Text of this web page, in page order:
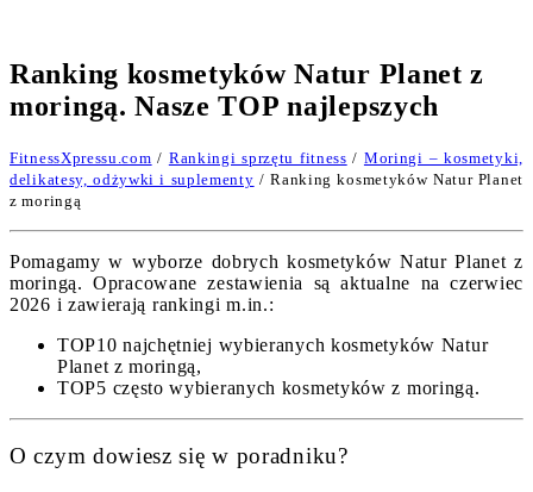
Ranking kosmetyków Natur Planet z
moringą. Nasze TOP najlepszych
FitnessXpressu.com / Rankingi sprzętu fitness / Moringi – kosmetyki,
delikatesy, odżywki i suplementy / Ranking kosmetyków Natur Planet
z moringą
Pomagamy w wyborze dobrych kosmetyków Natur Planet z
moringą. Opracowane zestawienia są aktualne na czerwiec
2026 i zawierają rankingi m.in.:
TOP10 najchętniej wybieranych kosmetyków Natur
Planet z moringą,
TOP5 często wybieranych kosmetyków z moringą.
O czym dowiesz się w poradniku?